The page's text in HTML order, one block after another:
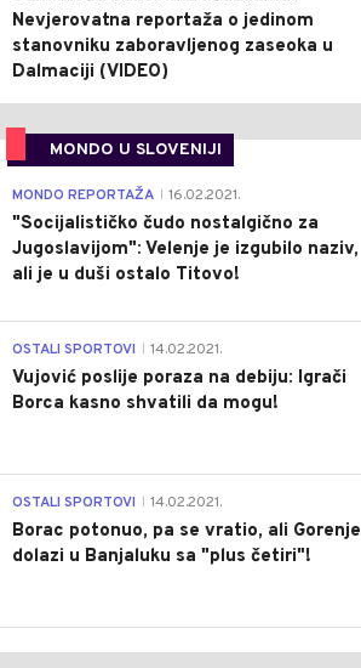
Nevjerovatna reportaža o jedinom
stanovniku zaboravljenog zaseoka u
Dalmaciji (VIDEO)
MONDO U SLOVENIJI
MONDO REPORTAŽA 16.02.2021.
"Socijalističko čudo nostalgično za
Jugoslavijom": Velenje je izgubilo naziv,
ali je u duši ostalo Titovo!
OSTALI SPORTOVI 14.02.2021.
Vujović poslije poraza na debiju: Igrači
Borca kasno shvatili da mogu!
OSTALI SPORTOVI 14.02.2021.
Borac potonuo, pa se vratio, ali Gorenje
dolazi u Banjaluku sa "plus četiri"!